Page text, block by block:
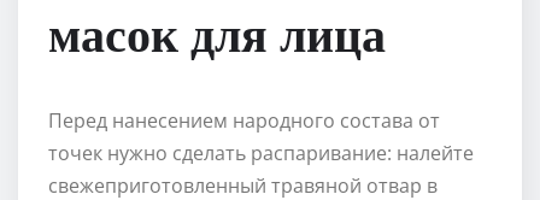
масок для лица
Перед нанесением народного состава от
точек нужно сделать распаривание: налейте
свежеприготовленный травяной отвар в